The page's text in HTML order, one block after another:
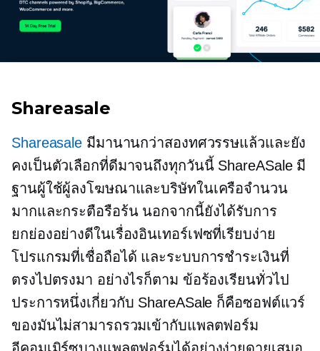
Shareasale
Shareasale มีมานานกว่าสองทศวรรษแล้วและยัง
คงเป็นตัวเลือกที่ดีมาจนถึงทุกวันนี้ ShareASale มี
ฐานผู้ใช้ผู้ลงโฆษณาและบริษัทในเครือจำนวน
มากและกระตือรือร้น นอกจากนี้ยังได้รับการ
ยกย่องอย่างดีในเรื่องอินเทอร์เฟซที่เรียบง่าย
โปรแกรมที่เชื่อถือได้ และระบบการชำระเงินที่
ตรงไปตรงมา อย่างไรก็ตาม ข้อร้องเรียนทั่วไป
ประการหนึ่งเกี่ยวกับ ShareASale ก็คือซอฟต์แวร์
ของมันไม่สามารถรวมเข้ากับแพลตฟอร์ม